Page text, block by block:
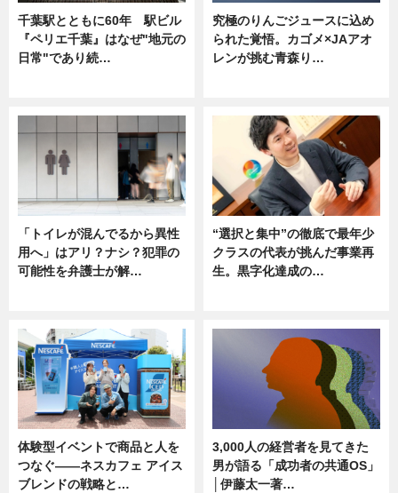
千葉駅とともに60年 駅ビル
『ペリエ千葉』はなぜ"地元の
日常"であり続…
究極のりんごジュースに込め
られた覚悟。カゴメ×JAアオ
レンが挑む青森り…
「トイレが混んでるから異性
用へ」はアリ？ナシ？犯罪の
可能性を弁護士が解…
“選択と集中”の徹底で最年少
クラスの代表が挑んだ事業再
生。黒字化達成の…
体験型イベントで商品と人を
つなぐ――ネスカフェ アイス
ブレンドの戦略と…
3,000人の経営者を見てきた
男が語る「成功者の共通OS」
│伊藤太一著…